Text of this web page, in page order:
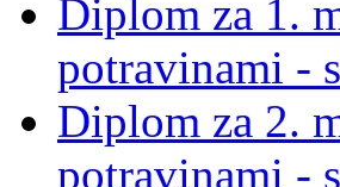
Diplom za 1.
potravinami -
Diplom za 2.
potravinami -